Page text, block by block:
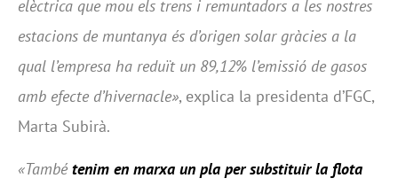
elèctrica que mou els trens i remuntadors a les nostres
estacions de muntanya és d’origen solar gràcies a la
qual l’empresa ha reduït un 89,12% l’emissió de gasos
amb efecte d’hivernacle», explica la presidenta d’FGC,
Marta Subirà.
«També tenim en marxa un pla per substituir la flota